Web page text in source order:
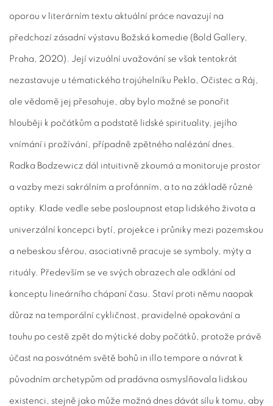
oporou v literárním textu aktuální práce navazují na
předchozí zásadní výstavu Božská komedie (Bold Gallery,
Praha, 2020). Její vizuální uvažování se však tentokrát
nezastavuje u tématického trojúhelníku Peklo, Očistec a Ráj,
ale vědomě jej přesahuje, aby bylo možné se ponořit
hlouběji k počátkům a podstatě lidské spirituality, jejího
vnímání i prožívání, případně zpětného nalézání dnes.
Radka Bodzewicz dál intuitivně zkoumá a monitoruje prostor
a vazby mezi sakrálním a profánním, a to na základě různé
optiky. Klade vedle sebe posloupnost etap lidského života a
univerzální koncepci bytí, projekce i průniky mezi pozemskou
a nebeskou sférou, asociativně pracuje se symboly, mýty a
rituály. Především se ve svých obrazech ale odklání od
konceptu lineárního chápaní času. Staví proti němu naopak
důraz na temporální cykličnost, pravidelné opakování a
touhu po cestě zpět do mýtické doby počátků, protože právě
účast na posvátném světě bohů in illo tempore a návrat k
původním archetypům od pradávna osmyslňovala lidskou
existenci, stejně jako může možná dnes dávát sílu k tomu, aby